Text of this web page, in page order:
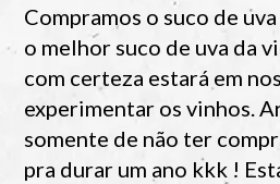
Compramos o suco de
o melhor suco de uva da
com certeza estará em
experimentar os vinhos.
somente de não ter
pra durar um ano kkk !